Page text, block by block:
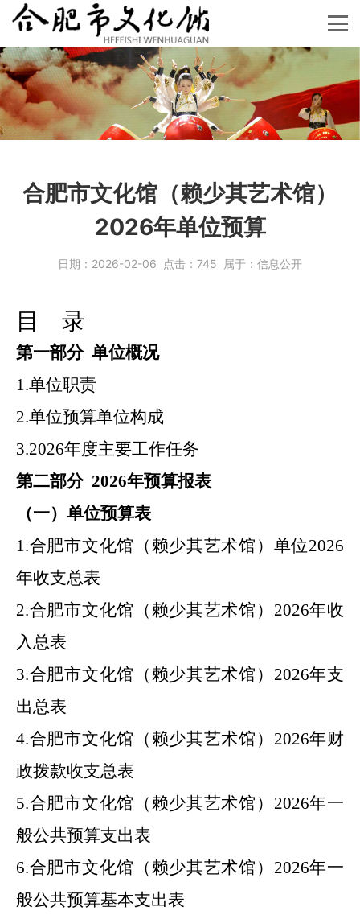
合肥市文化馆（赖少其艺术馆）
2026年单位预算
日期： 2026-02-06 点击： 745 属于： 信息公开
目 录
第一部分 单位概况
1.单位职责
2.单位预算单位构成
3.2026年度主要工作任务
第二部分 2026年预算报表
（一）单位预算表
1.合肥市文化馆（赖少其艺术馆） 单位2026
年收支总表
2.合肥市文化馆（赖少其艺术馆） 2026年收
入总表
3.合肥市文化馆（赖少其艺术馆） 2026年支
出总表
4.合肥市文化馆（赖少其艺术馆） 2026年财
政拨款收支总表
5.合肥市文化馆（赖少其艺术馆） 2026年一
般公共预算支出表
6.合肥市文化馆（赖少其艺术馆） 2026年一
般公共预算基本支出表